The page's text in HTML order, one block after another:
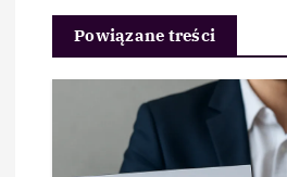
Powiązane treści